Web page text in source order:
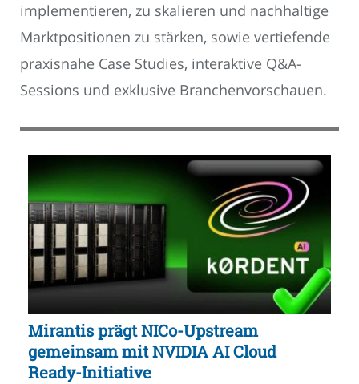
implementieren, zu skalieren und nachhaltige
Marktpositionen zu stärken, sowie vertiefende
praxisnahe Case Studies, interaktive Q&A-
Sessions und exklusive Branchenvorschauen.
Mirantis prägt NICo-Upstream
gemeinsam mit NVIDIA AI Cloud
Ready-Initiative